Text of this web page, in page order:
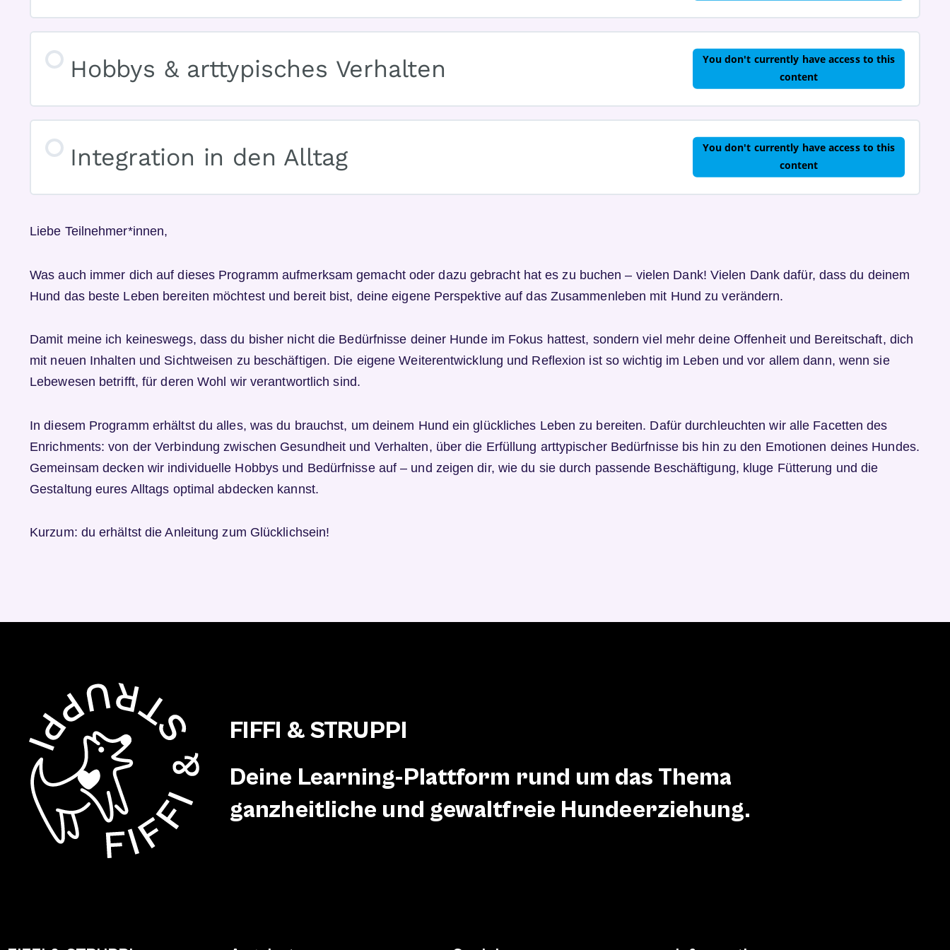
Hobbys & arttypisches Verhalten
You don't currently have access to this
content
Integration in den Alltag
You don't currently have access to this
content
Liebe Teilnehmer*innen,
Was auch immer dich auf dieses Programm aufmerksam gemacht oder dazu gebracht hat es zu buchen – vielen Dank! Vielen Dank dafür, dass du deinem
Hund das beste Leben bereiten möchtest und bereit bist, deine eigene Perspektive auf das Zusammenleben mit Hund zu verändern.
Damit meine ich keineswegs, dass du bisher nicht die Bedürfnisse deiner Hunde im Fokus hattest, sondern viel mehr deine Offenheit und Bereitschaft, dich
mit neuen Inhalten und Sichtweisen zu beschäftigen. Die eigene Weiterentwicklung und Reflexion ist so wichtig im Leben und vor allem dann, wenn sie
Lebewesen betrifft, für deren Wohl wir verantwortlich sind.
In diesem Programm erhältst du alles, was du brauchst, um deinem Hund ein glückliches Leben zu bereiten. Dafür durchleuchten wir alle Facetten des
Enrichments: von der Verbindung zwischen Gesundheit und Verhalten, über die Erfüllung arttypischer Bedürfnisse bis hin zu den Emotionen deines Hundes.
Gemeinsam decken wir individuelle Hobbys und Bedürfnisse auf – und zeigen dir, wie du sie durch passende Beschäftigung, kluge Fütterung und die
Gestaltung eures Alltags optimal abdecken kannst.
Kurzum: du erhältst die Anleitung zum Glücklichsein!
FIFFI & STRUPPI
Deine Learning-Plattform rund um das Thema
ganzheitliche und gewaltfreie Hundeerziehung.